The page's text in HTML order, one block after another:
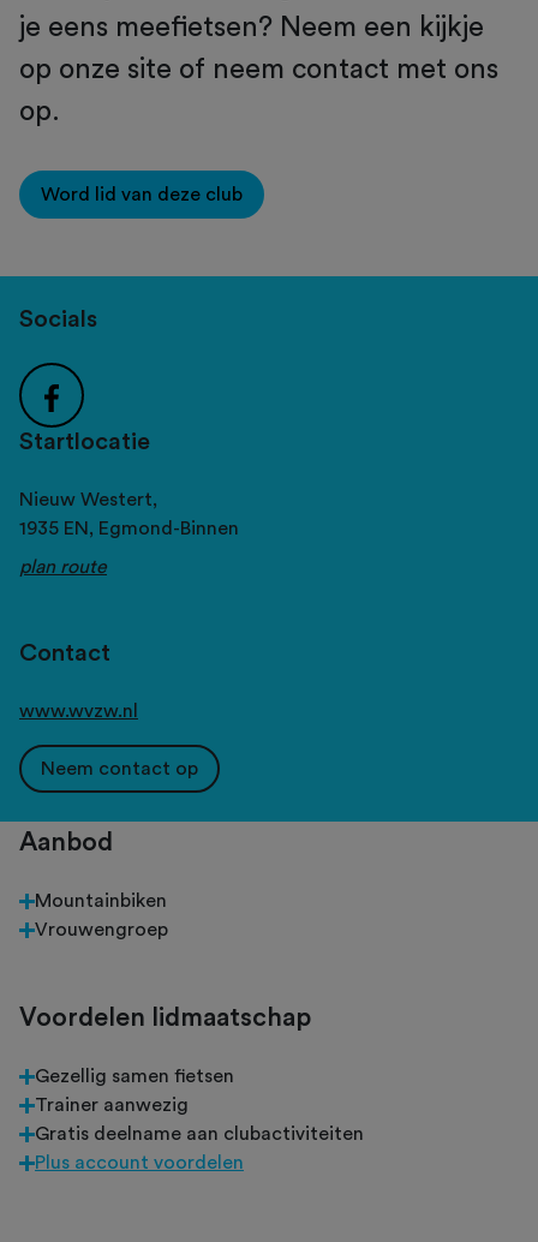
je eens meefietsen? Neem een kijkje
op onze site of neem contact met ons
op.
Word lid van deze club
Socials
Startlocatie
Nieuw Westert,
1935 EN, Egmond-Binnen
plan route
Contact
www.wvzw.nl
Neem contact op
Aanbod
Mountainbiken
Vrouwengroep
Voordelen lidmaatschap
Gezellig samen fietsen
Trainer aanwezig
Gratis deelname aan clubactiviteiten
Plus account voordelen